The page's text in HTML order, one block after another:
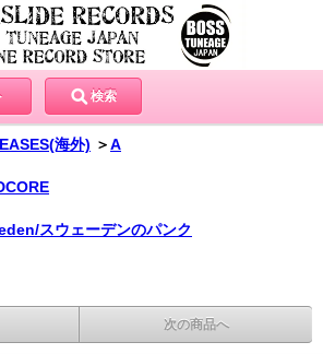
検索
海外) ＞A
スウェーデンのパンク
次の商品へ